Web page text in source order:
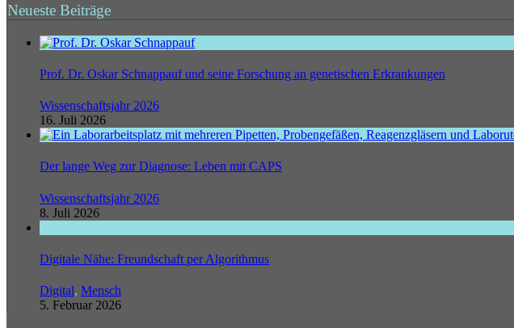
Neueste Beiträge
Prof. Dr. Oskar Schnappauf und seine Forschung an genetischen Erkrankungen
Wissenschaftsjahr 2026
16. Juli 2026
Der lange Weg zur Diagnose: Leben mit CAPS
Wissenschaftsjahr 2026
8. Juli 2026
Digitale Nähe: Freundschaft per Algorithmus
Digital, Mensch
5. Februar 2026